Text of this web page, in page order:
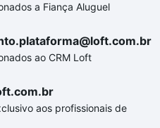
a Fiança Aluguel
ao CRM Loft
aos profissionais de